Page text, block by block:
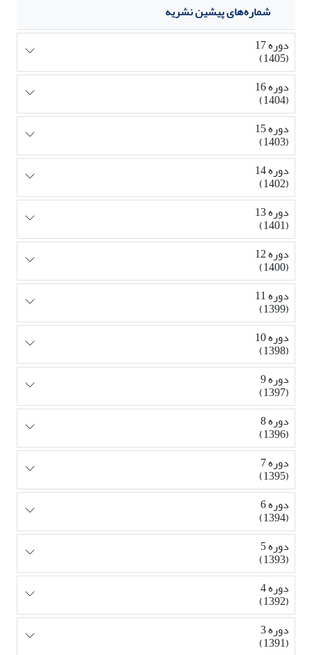
شماره‌های پیشین نشریه
دوره 17
(1405)
دوره 16
(1404)
دوره 15
(1403)
دوره 14
(1402)
دوره 13
(1401)
دوره 12
(1400)
دوره 11
(1399)
دوره 10
(1398)
دوره 9
(1397)
دوره 8
(1396)
دوره 7
(1395)
دوره 6
(1394)
دوره 5
(1393)
دوره 4
(1392)
دوره 3
(1391)